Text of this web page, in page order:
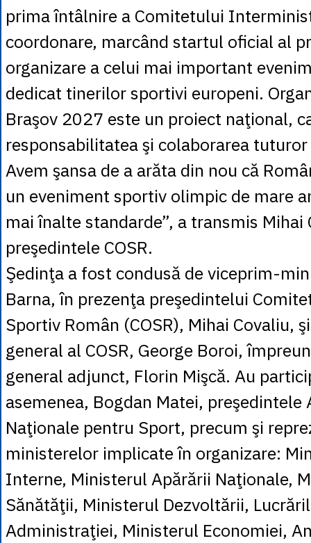
prima întâlnire a Comitetului
coordonare, marcând startul oficial al
organizare a celui mai important
dedicat tinerilor sportivi europeni.
Braşov 2027 este un proiect naţional,
responsabilitatea şi colaborarea
Avem şansa de a arăta din nou că
un eveniment sportiv olimpic de mare
mai înalte standarde”, a transmis Mihai
preşedintele COSR.
Şedinţa a fost condusă de viceprim-
Barna, în prezenţa preşedintelui
Sportiv Român (COSR), Mihai Covaliu,
general al COSR, George Boroi,
general adjunct, Florin Mişcă. Au
asemenea, Bogdan Matei, preşedintele
Naţionale pentru Sport, precum şi
ministerelor implicate în organizare:
Interne, Ministerul Apărării Naţionale,
Sănătăţii, Ministerul Dezvoltării,
Administraţiei, Ministerul Economiei,